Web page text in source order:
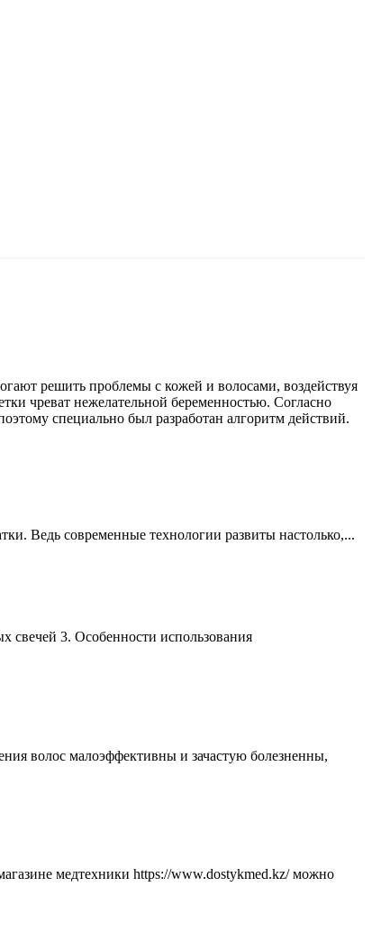
решить проблемы с кожей и волосами, воздействуя
чреват нежелательной беременностью. Согласно
специально был разработан алгоритм действий.
Ведь современные технологии развиты настолько,...
свечей 3. Особенности использования
волос малоэффективны и зачастую болезненны,
медтехники https://www.dostykmed.kz/ можно